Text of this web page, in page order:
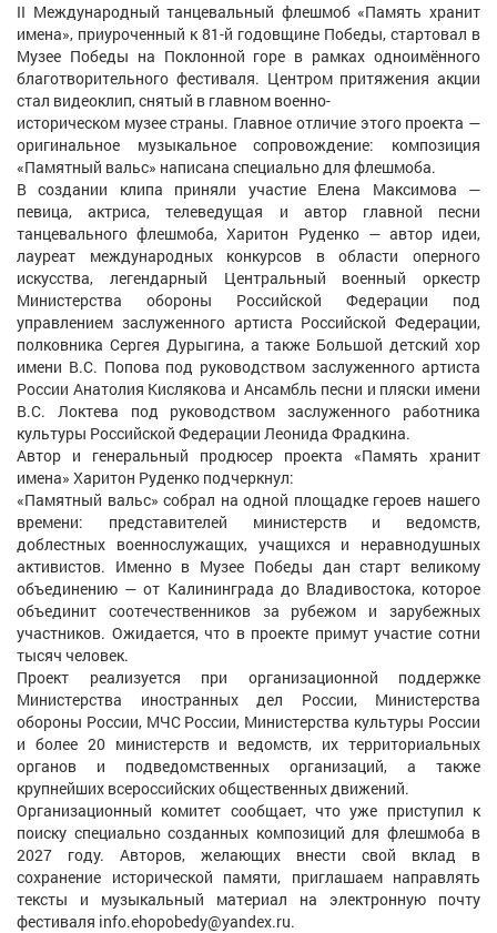
II Международный танцевальный флешмоб «Память хранит
имена», приуроченный к 81-й годовщине Победы, стартовал в
Музее Победы на Поклонной горе в рамках одноимённого
благотворительного фестиваля. Центром притяжения акции
стал видеоклип, снятый в главном военно-
историческом музее страны. Главное отличие этого проекта —
оригинальное музыкальное сопровождение: композиция
«Памятный вальс» написана специально для флешмоба.
В создании клипа приняли участие Елена Максимова —
певица, актриса, телеведущая и автор главной песни
танцевального флешмоба, Харитон Руденко — автор идеи,
лауреат международных конкурсов в области оперного
искусства, легендарный Центральный военный оркестр
Министерства обороны Российской Федерации под
управлением заслуженного артиста Российской Федерации,
полковника Сергея Дурыгина, а также Большой детский хор
имени В.С. Попова под руководством заслуженного артиста
России Анатолия Кислякова и Ансамбль песни и пляски имени
В.С. Локтева под руководством заслуженного работника
культуры Российской Федерации Леонида Фрадкина.
Автор и генеральный продюсер проекта «Память хранит
имена» Харитон Руденко подчеркнул:
«Памятный вальс» собрал на одной площадке героев нашего
времени: представителей министерств и ведомств,
доблестных военнослужащих, учащихся и неравнодушных
активистов. Именно в Музее Победы дан старт великому
объединению — от Калининграда до Владивостока, которое
объединит соотечественников за рубежом и зарубежных
участников. Ожидается, что в проекте примут участие сотни
тысяч человек.
Проект реализуется при организационной поддержке
Министерства иностранных дел России, Министерства
обороны России, МЧС России, Министерства культуры России
и более 20 министерств и ведомств, их территориальных
органов и подведомственных организаций, а также
крупнейших всероссийских общественных движений.
Организационный комитет сообщает, что уже приступил к
поиску специально созданных композиций для флешмоба в
2027 году. Авторов, желающих внести свой вклад в
сохранение исторической памяти, приглашаем направлять
тексты и музыкальный материал на электронную почту
фестиваля info.ehopobedy@yandex.ru.